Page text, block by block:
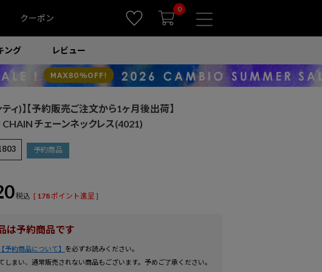
クーポン
0
ング レビュー
ティ)】【予約販売ご注文から1ヶ月後出荷】
チェーンネックレス(4021)
予約商品
税込 [ 178ポイント進呈 ]
は予約商品です
【予約商品について】 を必ずお読みください。
しまい、通常販売されない商品もございます。予めご了承ください。